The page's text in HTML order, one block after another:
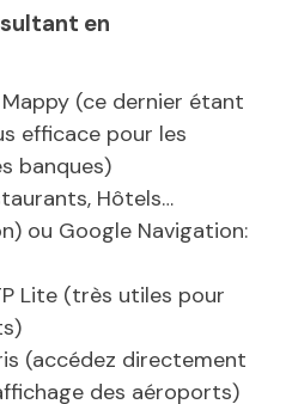
en
(ce dernier étant
efficace pour les
banques)
Hôtels…
ou Google Navigation:
Lite (très utiles pour
(accédez directement
des aéroports)